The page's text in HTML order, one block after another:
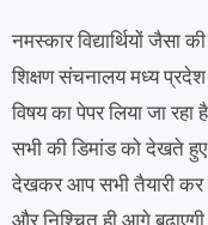
नमस्कार विद्यार्थियों जैसा की
शिक्षण संचनालय मध्य प्रदेश
विषय का पेपर लिया जा
सभी की डिमांड को देखते
देखकर आप सभी तैयारी कर